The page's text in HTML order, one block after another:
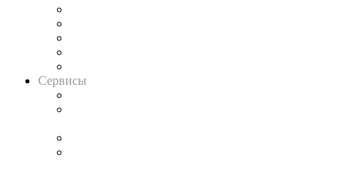
Сервисы